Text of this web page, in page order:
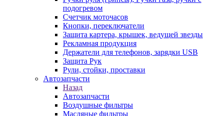
подогревом
Счетчик моточасов
Кнопки, переключатели
Защита картера, крышек, ведущей звезды
Рекламная продукция
Держатели для телефонов, зарядки USB
Защита Рук
Рули, стойки, проставки
Автозапчасти
Назад
Автозапчасти
Воздушные фильтры
Масляные фильтры